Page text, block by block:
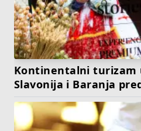
Kontinentalni turizam
Slavonija i Baranja